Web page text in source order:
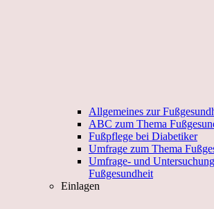
Allgemeines zur
ABC zum Thema
Fußpflege bei Diabetiker
Umfrage zum Thema
Umfrage- und
Fußgesundheit
Einlagen